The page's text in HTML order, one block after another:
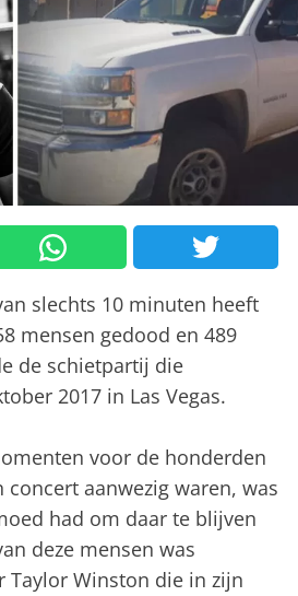
slechts 10 minuten heeft
mensen gedood en 489
de schietpartij die
2017 in Las Vegas.
voor de honderden
aanwezig waren, was
had om daar te blijven
deze mensen was
Winston die in zijn